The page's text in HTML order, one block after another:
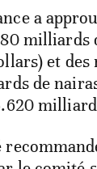
a
milliards
et des
de